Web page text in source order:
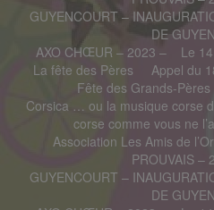
GUYENCOURT –
DE
AXO CHŒUR – 2023 –
Le
La fête des Pères
Appel du
Fête des Grands-Pères
Corsica … ou la musique corse
corse comme vous ne
Association Les Amis de
PROUVAIS –
GUYENCOURT –
DE